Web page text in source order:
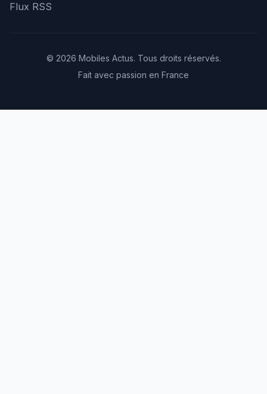
Flux RSS
© 2026 Mobiles Actus. Tous droits réservés.
Fait avec passion en France